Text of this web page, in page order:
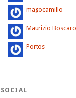
magocamillo
Maurizio Boscarol
Portos
SOCIAL